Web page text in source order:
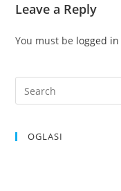
Leave a Reply
You must be logged in
OGLASI